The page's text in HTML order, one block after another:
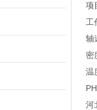
项
工
轴
密
温
河